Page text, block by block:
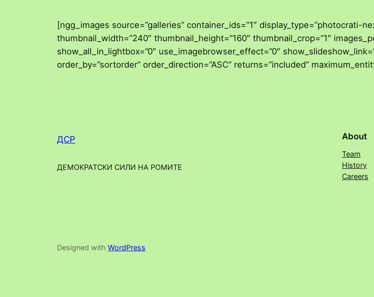
[ngg_images source=”galleries” container_ids=”1″ display_type=”photocrati-
thumbnail_width=”240″ thumbnail_height=”160″ thumbnail_crop=”1″
show_all_in_lightbox=”0″ use_imagebrowser_effect=”0″
order_by=”sortorder” order_direction=”ASC” returns=”included”
ДСР
ДЕМОКРАТСКИ СИЛИ НА РОМИТЕ
About
Team
History
Careers
Designed with WordPress